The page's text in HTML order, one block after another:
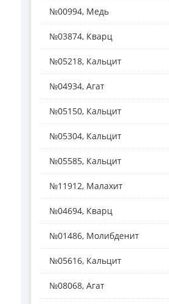
№00994, Медь
№03874, Кварц
№05218, Кальцит
№04934, Агат
№05150, Кальцит
№05304, Кальцит
№05585, Кальцит
№11912, Малахит
№04694, Кварц
№01486, Молибденит
№05616, Кальцит
№08068, Агат